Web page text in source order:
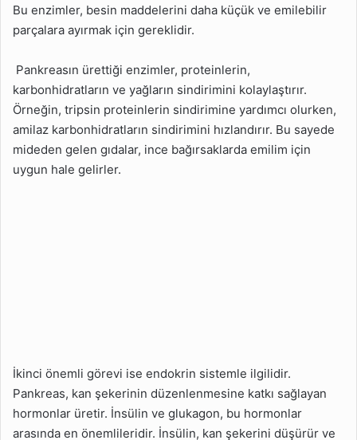
Bu enzimler, besin maddelerini daha küçük ve emilebilir
parçalara ayırmak için gereklidir.
Pankreasın ürettiği enzimler, proteinlerin,
karbonhidratların ve yağların sindirimini kolaylaştırır.
Örneğin, tripsin proteinlerin sindirimine yardımcı olurken,
amilaz karbonhidratların sindirimini hızlandırır. Bu sayede
mideden gelen gıdalar, ince bağırsaklarda emilim için
uygun hale gelirler.
İkinci önemli görevi ise endokrin sistemle ilgilidir.
Pankreas, kan şekerinin düzenlenmesine katkı sağlayan
hormonlar üretir. İnsülin ve glukagon, bu hormonlar
arasında en önemlileridir. İnsülin, kan şekerini düşürür ve